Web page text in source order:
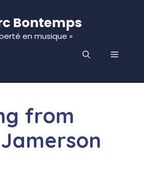
Bontemps
en musique »
MENU
from